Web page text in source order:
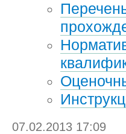
07.02.2013 17:09